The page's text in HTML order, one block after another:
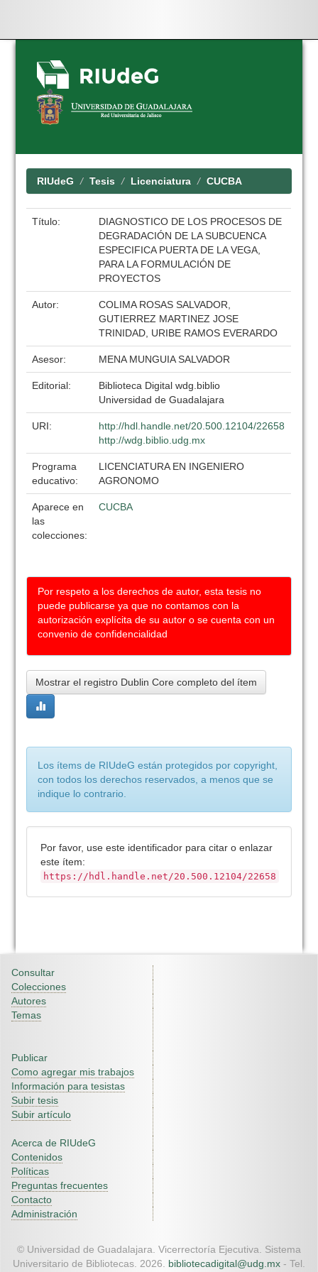
Skip
navigation
RIUdeG Tesis Licenciatura CUCBA
Título:
DIAGNOSTICO DE LOS PROCESOS DE
DEGRADACIÓN DE LA SUBCUENCA
ESPECIFICA PUERTA DE LA VEGA,
PARA LA FORMULACIÓN DE
PROYECTOS
Autor:
COLIMA ROSAS SALVADOR,
GUTIERREZ MARTINEZ JOSE
TRINIDAD, URIBE RAMOS EVERARDO
Asesor: MENA MUNGUIA SALVADOR
Editorial:
Biblioteca Digital wdg.biblio
Universidad de Guadalajara
URI:
http://hdl.handle.net/20.500.12104/22658
http://wdg.biblio.udg.mx
Programa
educativo:
LICENCIATURA EN INGENIERO
AGRONOMO
Aparece en
las
colecciones:
CUCBA
Por respeto a los derechos de autor, esta tesis no
puede publicarse ya que no contamos con la
autorización explícita de su autor o se cuenta con un
convenio de confidencialidad
Mostrar el registro Dublin Core completo del ítem
Los ítems de RIUdeG están protegidos por copyright,
con todos los derechos reservados, a menos que se
indique lo contrario.
Por favor, use este identificador para citar o enlazar
este ítem:
https://hdl.handle.net/20.500.12104/22658
Consultar
Colecciones
Autores
Temas
Publicar
Como agregar mis trabajos
Información para tesistas
Subir tesis
Subir artículo
Acerca de RIUdeG
Contenidos
Políticas
Preguntas frecuentes
Contacto
Administración
© Universidad de Guadalajara. Vicerrectoría Ejecutiva. Sistema
Universitario de Bibliotecas. 2026. bibliotecadigital@udg.mx - Tel.